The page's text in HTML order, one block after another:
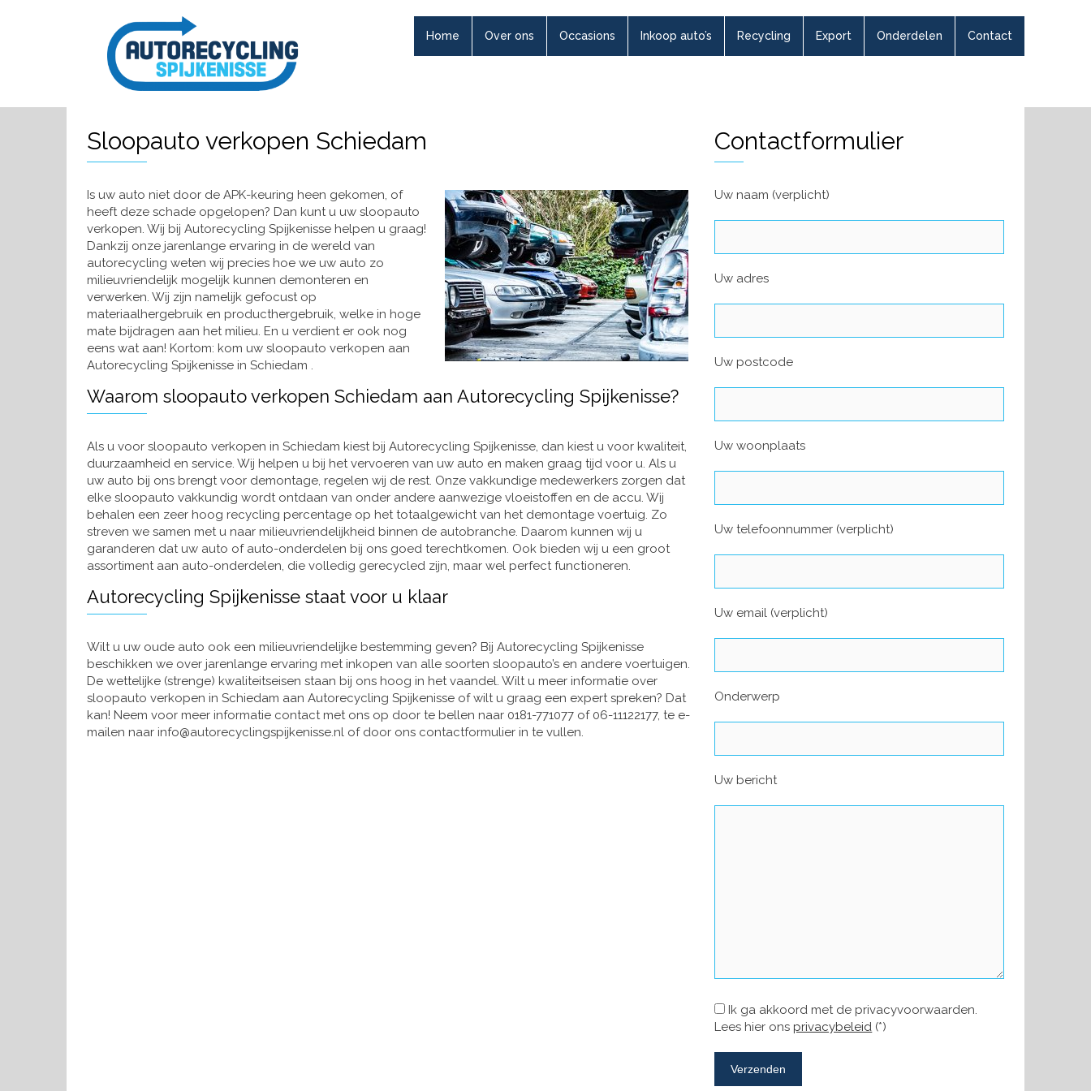
Home Over ons Occasions Inkoop auto’s Recycling Export Onderdelen Contact
Sloopauto verkopen Schiedam
Is uw auto niet door de APK-keuring heen gekomen, of
heeft deze schade opgelopen? Dan kunt u uw sloopauto
verkopen. Wij bij Autorecycling Spijkenisse helpen u graag!
Dankzij onze jarenlange ervaring in de wereld van
autorecycling weten wij precies hoe we uw auto zo
milieuvriendelijk mogelijk kunnen demonteren en
verwerken. Wij zijn namelijk gefocust op
materiaalhergebruik en producthergebruik, welke in hoge
mate bijdragen aan het milieu. En u verdient er ook nog
eens wat aan! Kortom: kom uw sloopauto verkopen aan
Autorecycling Spijkenisse in Schiedam .
Waarom sloopauto verkopen Schiedam aan Autorecycling Spijkenisse?
Als u voor sloopauto verkopen in Schiedam kiest bij Autorecycling Spijkenisse, dan kiest u voor kwaliteit,
duurzaamheid en service. Wij helpen u bij het vervoeren van uw auto en maken graag tijd voor u. Als u
uw auto bij ons brengt voor demontage, regelen wij de rest. Onze vakkundige medewerkers zorgen dat
elke sloopauto vakkundig wordt ontdaan van onder andere aanwezige vloeistoffen en de accu. Wij
behalen een zeer hoog recycling percentage op het totaalgewicht van het demontage voertuig. Zo
streven we samen met u naar milieuvriendelijkheid binnen de autobranche. Daarom kunnen wij u
garanderen dat uw auto of auto-onderdelen bij ons goed terechtkomen. Ook bieden wij u een groot
assortiment aan auto-onderdelen, die volledig gerecycled zijn, maar wel perfect functioneren.
Autorecycling Spijkenisse staat voor u klaar
Wilt u uw oude auto ook een milieuvriendelijke bestemming geven? Bij Autorecycling Spijkenisse
beschikken we over jarenlange ervaring met inkopen van alle soorten sloopauto’s en andere voertuigen.
De wettelijke (strenge) kwaliteitseisen staan bij ons hoog in het vaandel. Wilt u meer informatie over
sloopauto verkopen in Schiedam aan Autorecycling Spijkenisse of wilt u graag een expert spreken? Dat
kan! Neem voor meer informatie contact met ons op door te bellen naar 0181-771077 of 06-11122177, te e-
mailen naar info@autorecyclingspijkenisse.nl of door ons contactformulier in te vullen.
Contactformulier
Uw naam (verplicht)
Uw adres
Uw postcode
Uw woonplaats
Uw telefoonnummer (verplicht)
Uw email (verplicht)
Onderwerp
Uw bericht
Ik ga akkoord met de privacyvoorwaarden.
Lees hier ons privacybeleid (*)